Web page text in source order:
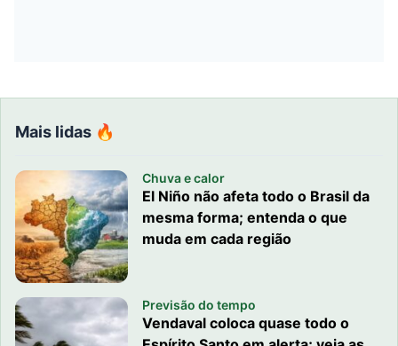
Mais lidas 🔥
Chuva e calor
El Niño não afeta todo o Brasil da
mesma forma; entenda o que
muda em cada região
Previsão do tempo
Vendaval coloca quase todo o